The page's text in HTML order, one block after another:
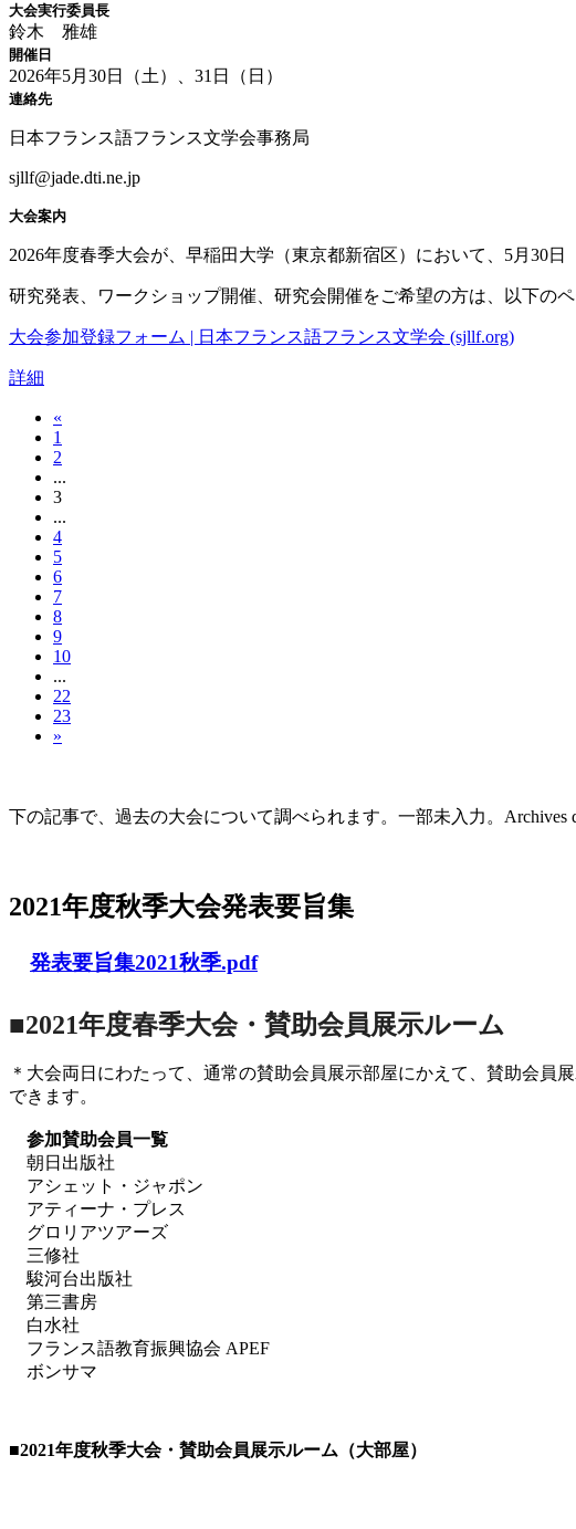
大会実行委員長
鈴木 雅雄
開催日
2026年5月30日（土）、31日（日）
連絡先
日本フランス語フランス文学会事務局
sjllf@jade.dti.ne.jp
大会案内
2026年度春季大会が、早稲田大学（東京都新宿区）において、5月30日
研究発表、ワークショップ開催、研究会開催をご希望の方は、以下の
大会参加登録フォーム | 日本フランス語フランス文学会 (sjllf.org)
詳細
«
1
2
...
3
...
4
5
6
7
8
9
10
...
22
23
»
下の記事で、過去の大会について調べられます。一部未入力。Archives
2021年度秋季大会発表要旨集
発表要旨集2021秋季.pdf
■2021年度春季大会・賛助会員展示ルーム
＊大会両日にわたって、通常の賛助会員展示部屋にかえて、賛助会
できます。
参加賛助会員一覧
朝日出版社
アシェット・ジャポン
アティーナ・プレス
グロリアツアーズ
三修社
駿河台出版社
第三書房
白水社
フランス語教育振興協会 APEF
ボンサマ
■2021年度秋季大会・賛助会員展示ルーム（大部屋）